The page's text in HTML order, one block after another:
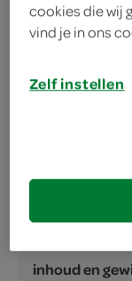
Praktisch
Mooi glad,
Ideaal voor
inhoud en
cookies die wij
vind je in ons
Zelf instellen